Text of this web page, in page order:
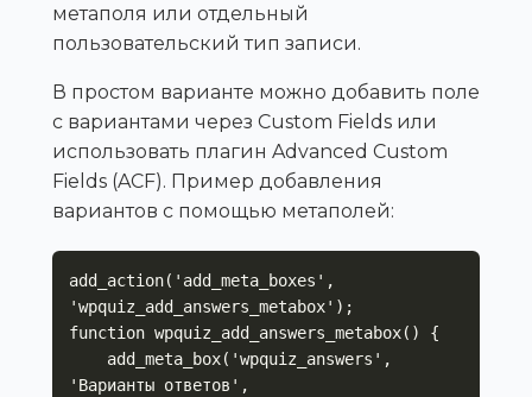
метаполя или отдельный
пользовательский тип записи.
В простом варианте можно добавить поле
с вариантами через Custom Fields или
использовать плагин Advanced Custom
Fields (ACF). Пример добавления
вариантов с помощью метаполей:
add_action('add_meta_boxes',
'wpquiz_add_answers_metabox');
function wpquiz_add_answers_metabox() {
'Варианты ответов',